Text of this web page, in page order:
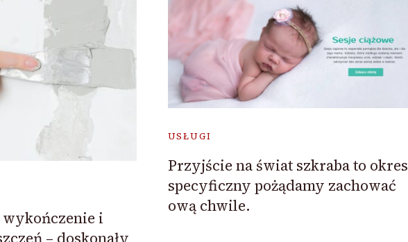
wykończenie i
USŁUGI
Przyjście na świat szkraba to okres
specyficzny pożądamy zachować
ową chwile.